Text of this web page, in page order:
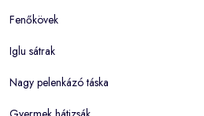
Fenőkövek
Iglu sátrak
Nagy pelenkázó táska